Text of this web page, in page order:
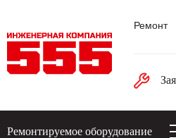
Ремонт
Ремонтируемое оборудование